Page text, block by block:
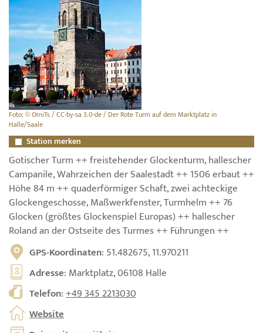
Foto: © OmiTs / CC-by-sa 3.0-de / Der Rote Turm auf dem Marktplatz in
Halle/Saale
Station merken
Gotischer Turm ++ freistehender Glockenturm, hallescher
Campanile, Wahrzeichen der Saalestadt ++ 1506 erbaut ++
Höhe 84 m ++ quaderförmiger Schaft, zwei achteckige
Glockengeschosse, Maßwerkfenster, Turmhelm ++ 76
Glocken (größtes Glockenspiel Europas) ++ hallescher
Roland an der Ostseite des Turmes ++ Führungen ++
GPS-Koordinaten: 51.482675, 11.970211
Adresse: Marktplatz, 06108 Halle
Telefon:+49 345 2213030
Website